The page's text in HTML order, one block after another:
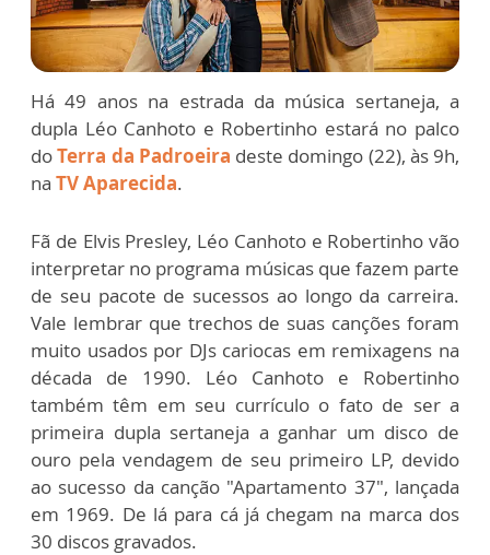
Há 49 anos na estrada da música sertaneja, a
dupla Léo Canhoto e Robertinho estará no palco
doTerra da Padroeira deste domingo (22), às 9h,
na TV Aparecida.
Fã de Elvis Presley, Léo Canhoto e Robertinho vão
interpretar no programa músicas que fazem parte
de seu pacote de sucessos ao longo da carreira.
Vale lembrar que trechos de suas canções foram
muito usados por DJs cariocas em remixagens na
década de 1990. Léo Canhoto e Robertinho
também têm em seu currículo o fato de ser a
primeira dupla sertaneja a ganhar um disco de
ouro pela vendagem de seu primeiro LP, devido
ao sucesso da canção "Apartamento 37", lançada
em 1969. De lá para cá já chegam na marca dos
30 discos gravados.